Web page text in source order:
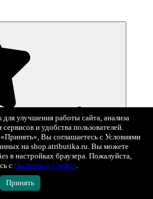
В избранное
улучшения работы сайта, анализа
и удобства пользователей.
Вы соглашаетесь с Условиями
на shop.atributika.ru. Вы можете
в настройках браузера. Пожалуйста,
с Политикой Cookie.
Принять